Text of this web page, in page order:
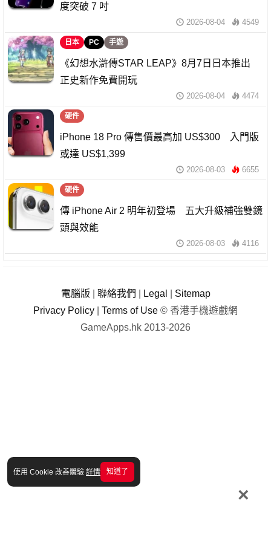
使用 Cookie 改善體驗 詳情 知道了
×
度突破 7 吋
2026-08-04 4549
日本 PC 手遊
《幻想水滸傳STAR LEAP》8月7日日本推出
正史新作免費開玩
2026-08-04 4474
硬件
iPhone 18 Pro 傳售價最高加 US$300 入門版
或達 US$1,399
2026-08-03 6655
硬件
傳 iPhone Air 2 明年初登場 五大升級補強雙鏡
頭與效能
2026-08-03 4116
電腦版 聯絡我們 Legal
Sitemap
Privacy Policy
Terms of Use © 香港手機遊戲網
GameApps.hk 2013-2026